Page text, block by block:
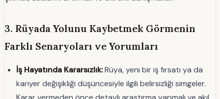
3. Rüyada Yolunu Kaybetmek Görmenin
Farklı Senaryoları ve Yorumları
İş Hayatında Kararsızlık:Rüya, yeni bir iş fırsatı ya da
kariyer değişikliği düşüncesiyle ilgili belirsizliği simgeler.